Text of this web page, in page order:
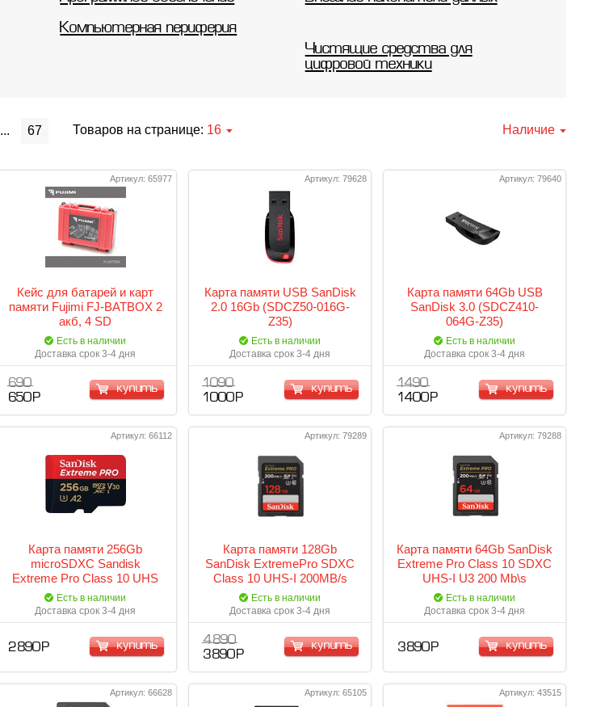
Компьютерная периферия
Чистящие средства для
цифровой техники
... 67 Товаров на странице: 16 Наличие
Артикул: 65977
Кейс для батарей и карт
памяти Fujimi FJ-BATBOX 2
акб, 4 SD
Есть в наличии
Доставка срок 3-4 дня
690
650 Р
купить
Артикул: 79628
Карта памяти USB SanDisk
2.0 16Gb (SDCZ50-016G-
Z35)
Есть в наличии
Доставка срок 3-4 дня
1 090
1 000 Р
купить
Артикул: 79640
Карта памяти 64Gb USB
SanDisk 3.0 (SDCZ410-
064G-Z35)
Есть в наличии
Доставка срок 3-4 дня
1 490
1 400 Р
купить
Артикул: 66112
Карта памяти 256Gb
microSDXC Sandisk
Extreme Pro Class 10 UHS
Class 3, UHS-I + адаптер
(170/90 Mb/s) SDSQXCZ-
256G-GN6MA
Есть в наличии
Доставка срок 3-4 дня
2 890 Р купить
Артикул: 79289
Карта памяти 128Gb
SanDisk ExtremePro SDXC
Class 10 UHS-I 200MB/s
(SDSDXXD-128G-GN4IN)
Есть в наличии
Доставка срок 3-4 дня
4 890
3 890 Р
купить
Артикул: 79288
Карта памяти 64Gb SanDisk
Extreme Pro Class 10 SDXC
UHS-I U3 200 Mb\s
SDSDXXU-064G-GN4IN
Есть в наличии
Доставка срок 3-4 дня
3 890 Р купить
Артикул: 66628 Артикул: 65105 Артикул: 43515